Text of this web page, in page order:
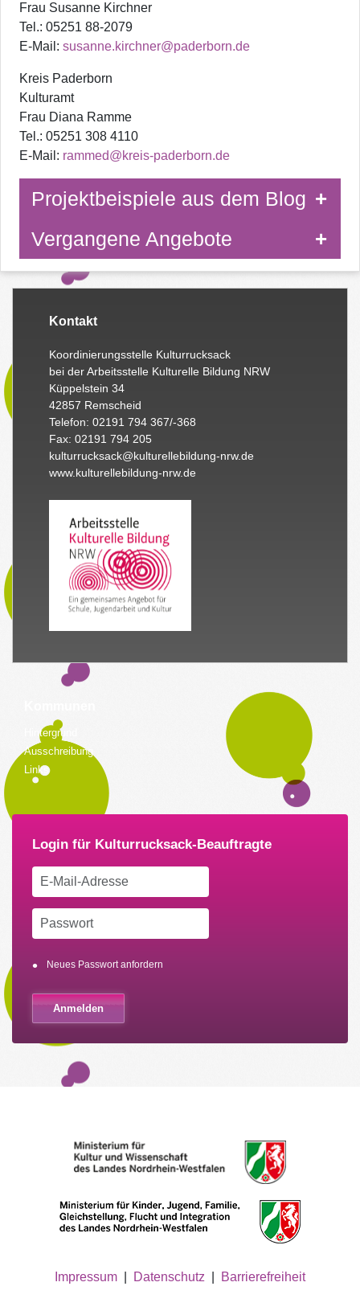
Frau Susanne Kirchner
Tel.: 05251 88-2079
E-Mail: susanne.kirchner@paderborn.de
Kreis Paderborn
Kulturamt
Frau Diana Ramme
Tel.: 05251 308 4110
E-Mail: rammed@kreis-paderborn.de
Projektbeispiele aus dem Blog
Vergangene Angebote
Kontakt
Koordinierungsstelle Kulturrucksack
bei der Arbeitsstelle Kulturelle Bildung NRW
Küppelstein 34
42857 Remscheid
Telefon: 02191 794 367/-368
Fax: 02191 794 205
kulturrucksack@kulturellebildung-nrw.de
www.kulturellebildung-nrw.de
Hintergrund
Ausschreibung
Links
Neues Passwort anfordern
Impressum Datenschutz Barrierefreiheit